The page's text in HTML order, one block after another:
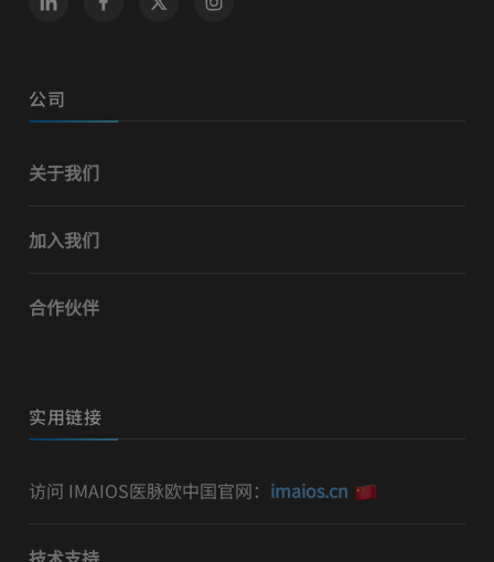
公司
关于我们
加入我们
合作伙伴
实用链接
访问 IMAIOS医脉欧中国官网： imaios.cn